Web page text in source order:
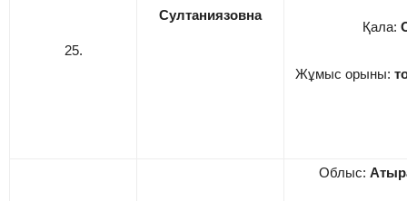
25.
Султаниязовна
Қала:
Жұмыс орыны:
Облыс: